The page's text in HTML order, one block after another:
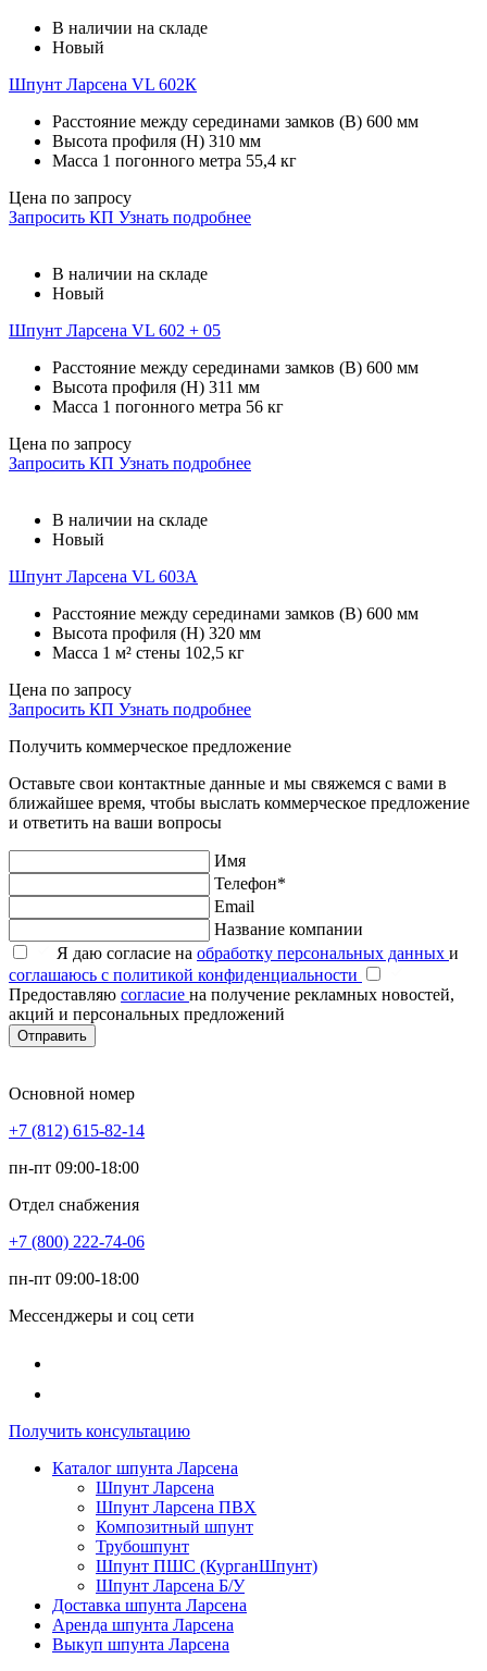
В наличии на складе
Новый
Шпунт Ларсена VL 602К
Расстояние между серединами замков (В) 600 мм
Высота профиля (Н) 310 мм
Масса 1 погонного метра 55,4 кг
Цена по запросу
Запросить КП Узнать подробнее
В наличии на складе
Новый
Шпунт Ларсена VL 602 + 05
Расстояние между серединами замков (В) 600 мм
Высота профиля (Н) 311 мм
Масса 1 погонного метра 56 кг
Цена по запросу
Запросить КП Узнать подробнее
В наличии на складе
Новый
Шпунт Ларсена VL 603A
Расстояние между серединами замков (В) 600 мм
Высота профиля (Н) 320 мм
Масса 1 м² стены 102,5 кг
Цена по запросу
Запросить КП Узнать подробнее
Получить коммерческое предложение
Оставьте свои контактные данные и мы свяжемся с вами в
ближайшее время, чтобы выслать коммерческое предложение
и ответить на ваши вопросы
Имя
Телефон*
Email
Название компании
Я даю согласие на обработку персональных данных и
соглашаюсь с политикой конфиденциальности
Предоставляю согласие на получение рекламных новостей,
акций и персональных предложений
Отправить
Основной номер
+7 (812) 615-82-14
пн-пт 09:00-18:00
Отдел снабжения
+7 (800) 222-74-06
пн-пт 09:00-18:00
Мессенджеры и соц сети
Получить консультацию
Каталог шпунта Ларсена
Шпунт Ларсена
Шпунт Ларсена ПВХ
Композитный шпунт
Трубошпунт
Шпунт ПШС (КурганШпунт)
Шпунт Ларсена Б/У
Доставка шпунта Ларсена
Аренда шпунта Ларсена
Выкуп шпунта Ларсена